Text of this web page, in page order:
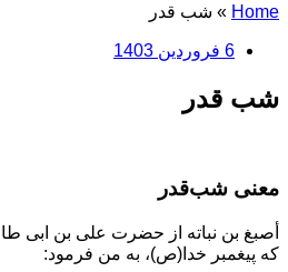
Home
» شب قدر
6 فروردین 1403
شب قدر
معنى شب‌قدر
أصبغ بن نباته از حضرت على بن ابى
كه پيغمبر خدا(ص)، به من فرمود: